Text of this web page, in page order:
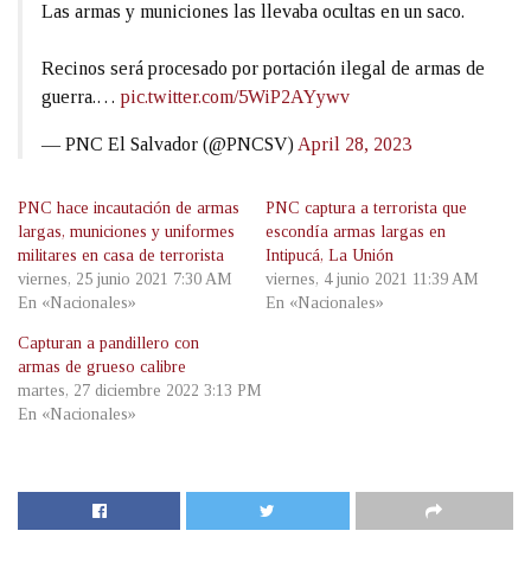
Las armas y municiones las llevaba ocultas en un saco.
Recinos será procesado por portación ilegal de armas de
guerra.… pic.twitter.com/5WiP2AYywv
— PNC El Salvador (@PNCSV) April 28, 2023
PNC hace incautación de armas
largas, municiones y uniformes
militares en casa de terrorista
viernes, 25 junio 2021 7:30 AM
En «Nacionales»
PNC captura a terrorista que
escondía armas largas en
Intipucá, La Unión
viernes, 4 junio 2021 11:39 AM
En «Nacionales»
Capturan a pandillero con
armas de grueso calibre
martes, 27 diciembre 2022 3:13 PM
En «Nacionales»